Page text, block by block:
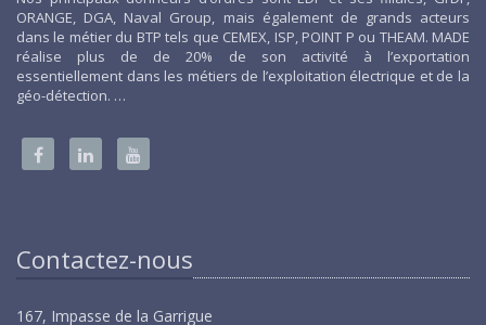
ORANGE, DGA, Naval Group, mais également de grands acteurs
dans le métier du BTP tels que CEMEX, ISP, POINT P ou THEAM. MADE
réalise plus de de 20% de son activité à l’exportation
essentiellement dans les métiers de l’exploitation électrique et de la
géo-détection. …
Contactez-nous
167, Impasse de la Garrigue